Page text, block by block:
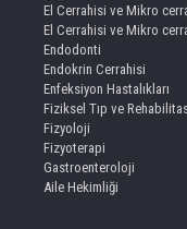
El Cerrahisi ve Mikro
El Cerrahisi ve Mikro
Endodonti
Endokrin Cerrahisi
Enfeksiyon Hastalıkları
Fiziksel Tıp ve
Fizyoloji
Fizyoterapi
Gastroenteroloji
Aile Hekimliği